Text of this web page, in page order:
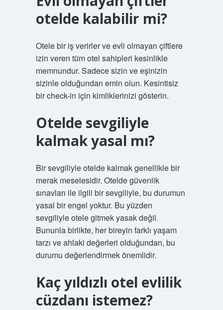
otelde kalabilir mi?
Otele bir iş verirler ve evli olmayan çiftlere
izin veren tüm otel sahipleri kesinlikle
memnundur. Sadece sizin ve eşinizin
sizinle olduğundan emin olun. Kesintisiz
bir check-in için kimliklerinizi gösterin.
Otelde sevgiliyle
kalmak yasal mı?
Bir sevgiliyle otelde kalmak genellikle bir
merak meselesidir. Otelde güvenlik
sınavları ile ilgili bir sevgiliyle, bu durumun
yasal bir engel yoktur. Bu yüzden
sevgiliyle otele gitmek yasak değil.
Bununla birlikte, her bireyin farklı yaşam
tarzı ve ahlaki değerleri olduğundan, bu
durumu değerlendirmek önemlidir.
Kaç yıldızlı otel evlilik
cüzdanı istemez?